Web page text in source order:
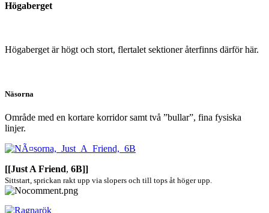
Högaberget
Högaberget är högt och stort, flertalet sektioner återfinns därför här.
Näsorna
Område med en kortare korridor samt två ”bullar”, fina fysiska
linjer.
[[Just A Friend, 6B]]
Sittstart, sprickan rakt upp via slopers och till tops åt höger upp.